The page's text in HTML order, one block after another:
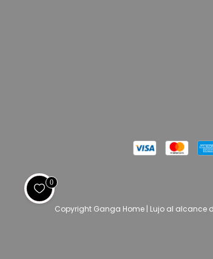
Copyright Ganga Home | Lujo al alcance
0